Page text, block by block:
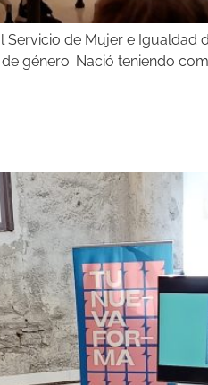
de Mujer e
género. Nació teniendo